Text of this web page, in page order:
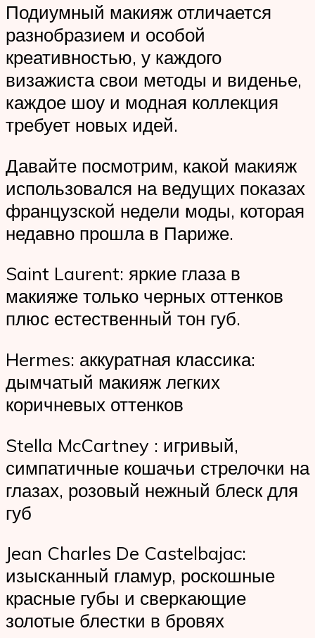
Подиумный макияж отличается
разнобразием и особой
креативностью, у каждого
визажиста свои методы и виденье,
каждое шоу и модная коллекция
требует новых идей.
Давайте посмотрим, какой макияж
использовался на ведущих показах
французской недели моды, которая
недавно прошла в Париже.
Saint Laurent: яркие глаза в
макияже только черных оттенков
плюс естественный тон губ.
Hermes: аккуратная классика:
дымчатый макияж легких
коричневых оттенков
Stella McCartney : игривый,
симпатичные кошачьи стрелочки на
глазах, розовый нежный блеск для
губ
Jean Charles De Castelbajac:
изысканный гламур, роскошные
красные губы и сверкающие
золотые блестки в бровях